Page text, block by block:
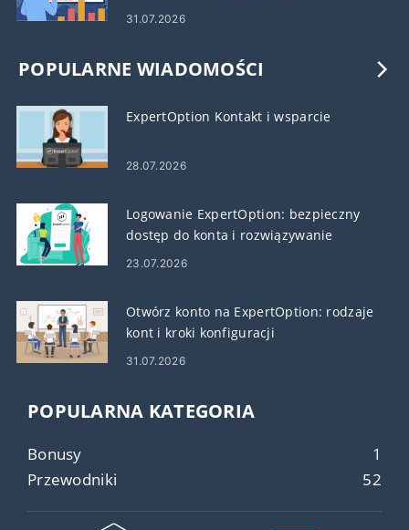
31.07.2026
POPULARNE WIADOMOŚCI
ExpertOption Kontakt i wsparcie
28.07.2026
Logowanie ExpertOption: bezpieczny
dostęp do konta i rozwiązywanie
problemów
23.07.2026
Otwórz konto na ExpertOption: rodzaje
kont i kroki konfiguracji
31.07.2026
POPULARNA KATEGORIA
Bonusy
1
Przewodniki
52